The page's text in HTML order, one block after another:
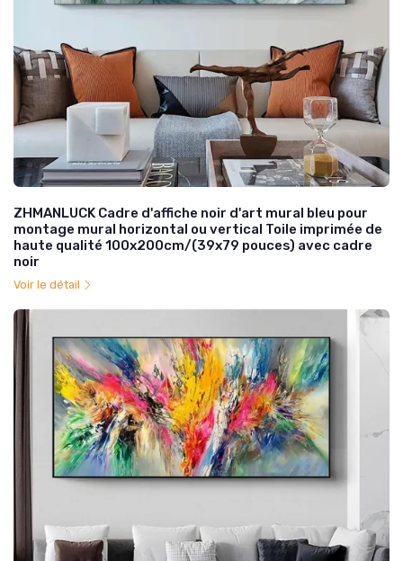
ZHMANLUCK Cadre d'affiche noir d'art mural bleu pour
montage mural horizontal ou vertical Toile imprimée de
haute qualité 100x200cm/(39x79 pouces) avec cadre
noir
Voir le détail